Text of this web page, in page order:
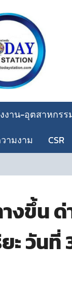
งาน-อุตสาหกรร
ามงาม CSR
ขึ้น
วันที่